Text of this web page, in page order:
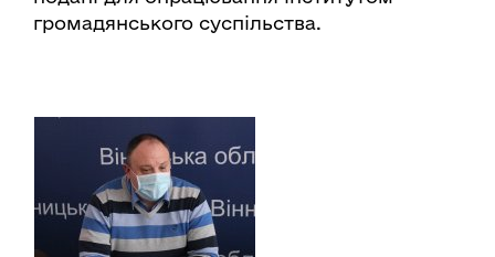
громадянського суспільства.